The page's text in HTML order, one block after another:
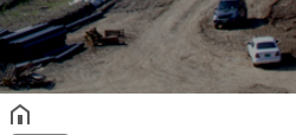
헤더설정